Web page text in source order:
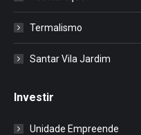
Termalismo
Santar Vila Jardim
Investir
Unidade Empreende